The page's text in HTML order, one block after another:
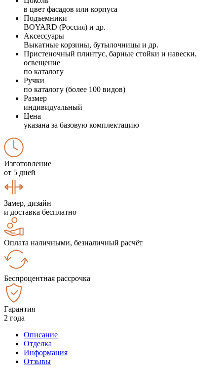
в цвет фасадов или корпуса
Подъемники
BOYARD (Россия) и др.
Аксессуары
Выкатные корзины, бутылочницы и др.
Пристеночный плинтус, барные стойки и навески,
освещение
по каталогу
Ручки
по каталогу (более 100 видов)
Размер
индивидуальный
Цена
указана за базовую комплектацию
Изготовление
от 5 дней
Замер, дизайн
и доставка бесплатно
Оплата наличными, безналичный расчёт
Беспроцентная рассрочка
Гарантия
2 года
Описание
Отделка
Информация
Отзывы